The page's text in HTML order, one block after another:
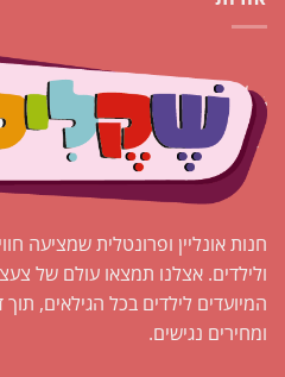
חנות אונליין ופרונטלית שמציעה
ולילדים. אצלנו תמצאו עולם של
המיועדים לילדים בכל הגילאים,
ומחירים נגישים.